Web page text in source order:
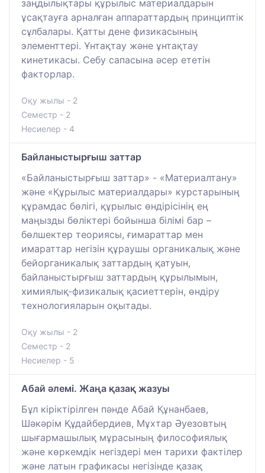
заңдылықтары құрылыс материалдарын
ұсақтауға арналған аппараттардың принциптік
сұлбалары. Қатты дене физикасының
элементтері. Ұнтақтау және ұнтақтау
кинетикасы. Себу сапасына әсер ететін
факторлар.
Оқу жылы - 2
Семестр - 2
Несиелер - 4
Байланыстырғыш заттар
«Байланыстырғыш заттар» - «Материалтану»
және «Құрылыс материалдары» курстарының
құрамдас бөлігі, құрылыс өндірісінің ең
маңызды бөліктері бойынша білімі бар –
бөлшектер теориясы, ғимараттар мен
имараттар негізін құраушы органикалық және
бейорганикалық заттардың қатуын,
байланыстырғыш заттардың құрылымын,
химиялық-физикалық қасиеттерін, өндіру
технологияларын оқытады.
Оқу жылы - 2
Семестр - 2
Несиелер - 5
Абай әлемі. Жаңа қазақ жазуы
Бұл кіріктірілген пәнде Абай Құнанбаев,
Шәкәрім Құдайбердиев, Мұхтар Әуезовтың
шығармашылық мұрасының философиялық
және көркемдік негіздері мен тарихи фактілер
және латын графикасы негізінде қазақ